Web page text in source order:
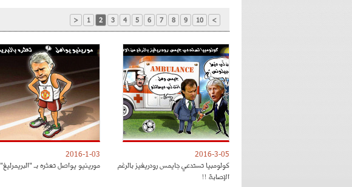
< 1 2 3 4 5 6 7 8 9 10 >
2016-3-05
كولومبيا تستدعي جايمس رودريغيز بالرغم
الإصابة !!
2016-1-03
مورينيو يواصل تعثره بـ "البريمرليغ"